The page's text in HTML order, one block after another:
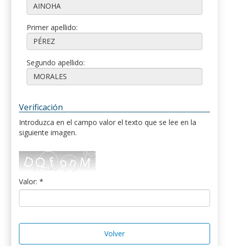
Primer apellido:
Segundo apellido:
Verificación
Introduzca en el campo valor el texto que se lee en la
siguiente imagen.
Valor: *
Volver